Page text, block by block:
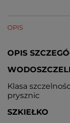
OPIS
OPIS
Klasa
prysznic
SZKIEŁKO